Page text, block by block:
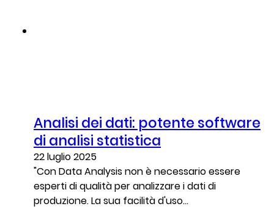
Analisi dei dati: potente software
di analisi statistica
22 luglio 2025
"Con Data Analysis non è necessario essere
esperti di qualità per analizzare i dati di
produzione. La sua facilità d'uso...